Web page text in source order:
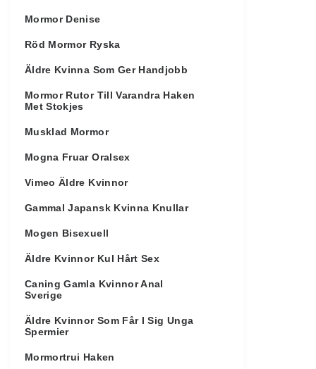
Mormor Denise
Röd Mormor Ryska
Äldre Kvinna Som Ger Handjobb
Mormor Rutor Till Varandra Haken
Met Stokjes
Musklad Mormor
Mogna Fruar Oralsex
Vimeo Äldre Kvinnor
Gammal Japansk Kvinna Knullar
Mogen Bisexuell
Äldre Kvinnor Kul Hårt Sex
Caning Gamla Kvinnor Anal
Sverige
Äldre Kvinnor Som Får I Sig Unga
Spermier
Mormortrui Haken